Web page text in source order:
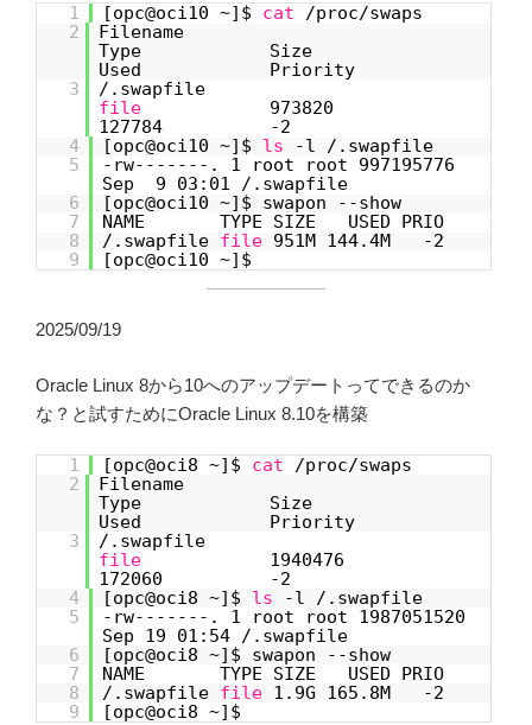
1 [opc@oci10 ~]$ cat
/proc/swaps
2
Filename
Type Size
Used Priority
3
/.swapfile
file
973820
127784 -2
4
[opc@oci10 ~]$ ls
-l /.swapfile
5
-rw-------. 1 root root 997195776
Sep 9 03:01 /.swapfile
6
[opc@oci10 ~]$ swapon --show
7
NAME TYPE SIZE USED PRIO
8
/.swapfile file 951M 144.4M -2
9
[opc@oci10 ~]$
2025/09/19
Oracle Linux 8から10へのアップデートってできるのか
な？と試すためにOracle Linux 8.10を構築
1 [opc@oci8 ~]$ cat
/proc/swaps
2
Filename
Type Size
Used Priority
3
/.swapfile
file
1940476
172060 -2
4
[opc@oci8 ~]$ ls
-l /.swapfile
5
-rw-------. 1 root root 1987051520
Sep 19 01:54 /.swapfile
6
[opc@oci8 ~]$ swapon --show
7
NAME TYPE SIZE USED PRIO
8
/.swapfile file 1.9G 165.8M -2
9
[opc@oci8 ~]$